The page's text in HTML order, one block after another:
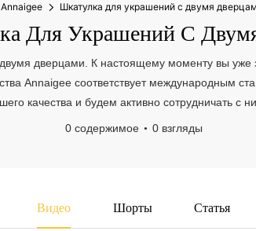
Annaigee Шкатулка для украшений с двумя
Для Украшений С
дверцами. К настоящему моменту вы уже
Annaigee соответствует международным
качества и будем активно сотрудничать
0 содержимое 0 взгляды
Видео Шорты Статья